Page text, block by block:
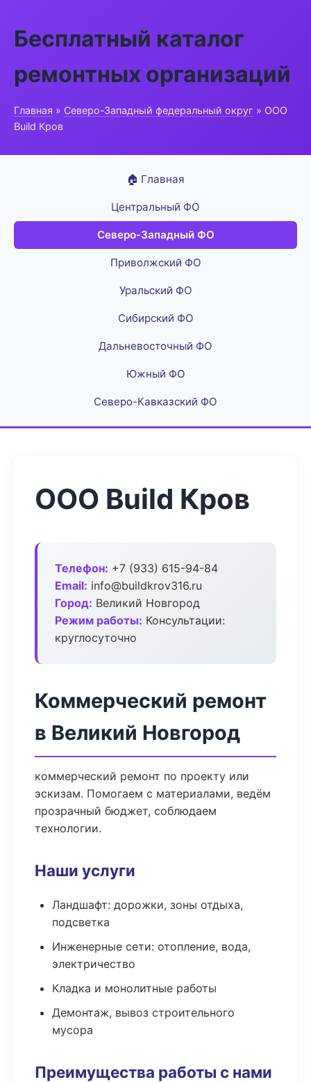
Бесплатный каталог
ремонтных организаций
Главная » Северо-Западный федеральный округ » ООО
Build Кров
🏠 Главная
Центральный ФО
Северо-Западный ФО
Приволжский ФО
Уральский ФО
Сибирский ФО
Дальневосточный ФО
Южный ФО
Северо-Кавказский ФО
ООО Build Кров
Телефон: +7 (933) 615-94-84
Email: info@buildkrov316.ru
Город: Великий Новгород
Режим работы: Консультации:
круглосуточно
Коммерческий ремонт
в Великий Новгород
коммерческий ремонт по проекту или
эскизам. Помогаем с материалами, ведём
прозрачный бюджет, соблюдаем
технологии.
Наши услуги
Ландшафт: дорожки, зоны отдыха,
подсветка
Инженерные сети: отопление, вода,
электричество
Кладка и монолитные работы
Демонтаж, вывоз строительного
мусора
Преимущества работы с нами